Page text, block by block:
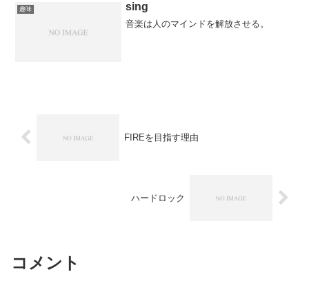
趣味 sing
音楽は人のマインドを解放させる。
FIREを目指す理由
ハードロック
コメント